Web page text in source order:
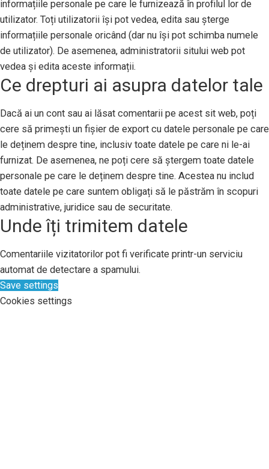
informațiile personale pe care le furnizează în profilul lor de
utilizator. Toți utilizatorii își pot vedea, edita sau șterge
informațiile personale oricând (dar nu își pot schimba numele
de utilizator). De asemenea, administratorii sitului web pot
vedea și edita aceste informații.
Ce drepturi ai asupra datelor tale
Dacă ai un cont sau ai lăsat comentarii pe acest sit web, poți
cere să primești un fișier de export cu datele personale pe care
le deținem despre tine, inclusiv toate datele pe care ni le-ai
furnizat. De asemenea, ne poți cere să ștergem toate datele
personale pe care le deținem despre tine. Acestea nu includ
toate datele pe care suntem obligați să le păstrăm în scopuri
administrative, juridice sau de securitate.
Unde îți trimitem datele
Comentariile vizitatorilor pot fi verificate printr-un serviciu
automat de detectare a spamului.
Save settings
Cookies settings